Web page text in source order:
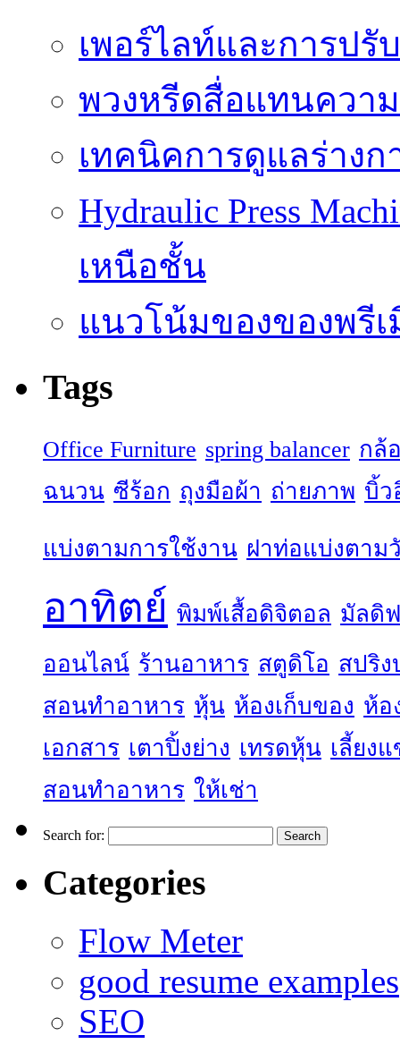
เพอร์ไลท์และการป
พวงหรีดสื่อแทนควา
เทคนิคการดูแลร่างก
Hydraulic Press
เหนือชั้น
แนวโน้มของของพรี
Tags
Office Furniture spring balancer กล้
ฉนวน ซีร้อก ถุงมือผ้า ถ่ายภาพ บิ้ว
แบ่งตามการใช้งาน ฝาท่อแบ่งตาม
อาทิตย์ พิมพ์เสื้อดิจิตอล มัลดิ
ออนไลน์ ร้านอาหาร สตูดิโอ สปริง
สอนทำอาหาร หุ้น ห้องเก็บของ ห้อ
เอกสาร เตาปิ้งย่าง เทรดหุ้น เลี้ยง
สอนทำอาหาร ให้เช่า
Search for:
Categories
Flow Meter
good resume examples
SEO